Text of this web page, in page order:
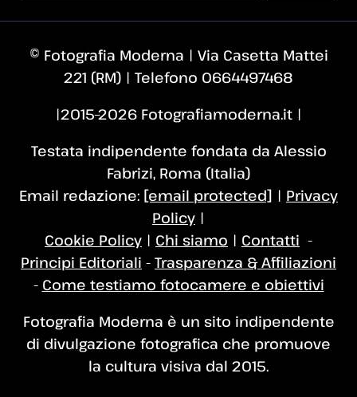
© Fotografia Moderna | Via Casetta Mattei
221 (RM) | Telefono 0664497468
|2015–2026 Fotografiamoderna.it |
Testata indipendente fondata da Alessio
Fabrizi, Roma (Italia)
Email redazione: [email protected] | Privacy
Policy |
Cookie Policy | Chi siamo | Contatti -
Principi Editoriali - Trasparenza & Affiliazioni
- Come testiamo fotocamere e obiettivi
Fotografia Moderna è un sito indipendente
di divulgazione fotografica che promuove
la cultura visiva dal 2015.